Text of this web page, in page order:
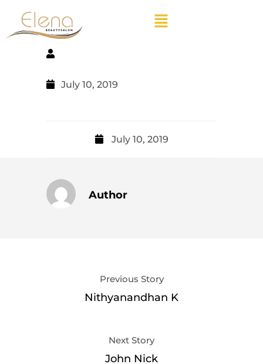
July 10, 2019
July 10, 2019
Author
Previous Story
Nithyanandhan K
Next Story
John Nick